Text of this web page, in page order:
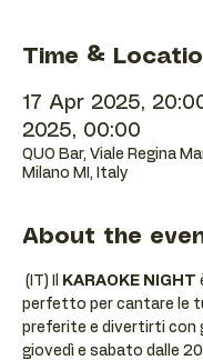
Time &
17 Apr 2025,
2025, 00:00
QUO Bar, Viale Regina
Milano MI, Italy
About the
(IT) Il KARAOKE NIGHT
perfetto per cantare le
preferite e divertirti con
giovedì e sabato dalle